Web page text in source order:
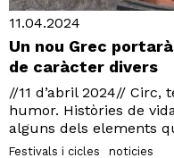
11.04.2024
Un nou Grec
de caràcter divers
//11 d’abril 2024// Circ,
humor. Històries de
alguns dels elements
Festivals i cicles noticies